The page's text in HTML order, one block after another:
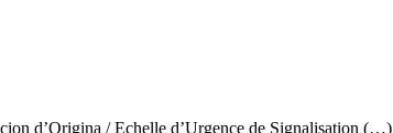
d’Origina / Echelle d’Urgence de Signalisation (…)